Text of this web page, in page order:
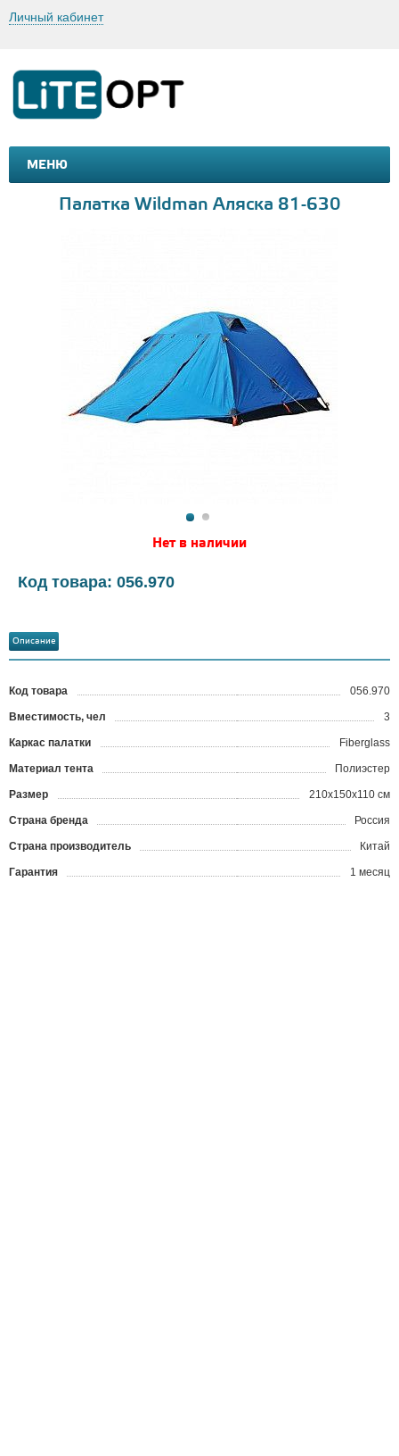
Личный кабинет
МЕНЮ
МАШИНКИ И МОТОЦИКЛЫ
Палатка Wildman Аляска 81-630
Нет в наличии
Код товара: 056.970
Описание
Код товара 056.970
Вместимость, чел 3
Каркас палатки Fiberglass
Материал тента Полиэстер
Размер 210x150x110 см
Страна бренда Россия
Страна производитель Китай
Гарантия 1 месяц